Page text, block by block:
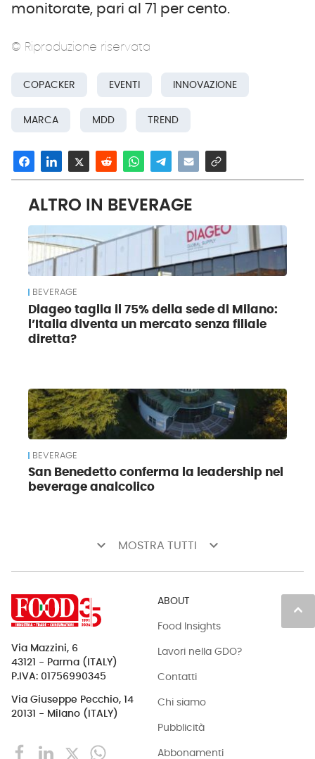
monitorate, pari al 71 per cento.
© Riproduzione riservata
COPACKER EVENTI INNOVAZIONE
MARCA MDD TREND
ALTRO IN BEVERAGE
BEVERAGE
Diageo taglia il 75% della sede di Milano:
l’Italia diventa un mercato senza filiale
diretta?
BEVERAGE
San Benedetto conferma la leadership nel
beverage analcolico
keyboard_arrow_down MOSTRA TUTTI keyboard_arrow_down
keyboard_arrow_up
Via Mazzini, 6
43121 - Parma (ITALY)
P.IVA: 01756990345
Via Giuseppe Pecchio, 14
20131 - Milano (ITALY)
ABOUT
Food Insights
Lavori nella GDO?
Contatti
Chi siamo
Pubblicità
Abbonamenti